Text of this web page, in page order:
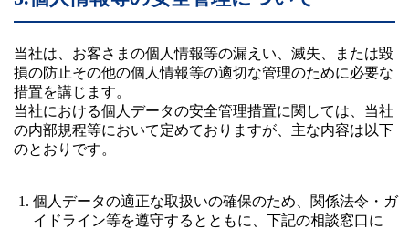
当社は、お客さまの個人情報等の漏えい、滅失、または毀
損の防止その他の個人情報等の適切な管理のために必要な
措置を講じます。
当社における個人データの安全管理措置に関しては、当社
の内部規程等において定めておりますが、主な内容は以下
のとおりです。
個人データの適正な取扱いの確保のため、関係法令・ガ
イドライン等を遵守するとともに、下記の相談窓口に